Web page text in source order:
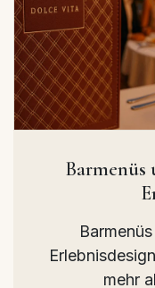
Barmenüs
mehr